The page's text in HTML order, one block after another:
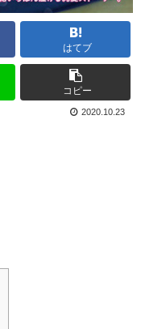
はてブ
コピー
2020.10.23